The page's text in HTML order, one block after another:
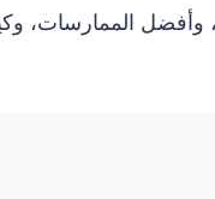
وأفضل الممارسات،